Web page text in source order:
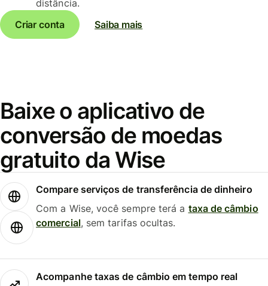
distância.
Criar conta
Saiba mais
Baixe o aplicativo de
conversão de moedas
gratuito da Wise
Compare serviços de transferência de dinheiro
Com a Wise, você sempre terá a taxa de câmbio
comercial, sem tarifas ocultas.
Acompanhe taxas de câmbio em tempo real